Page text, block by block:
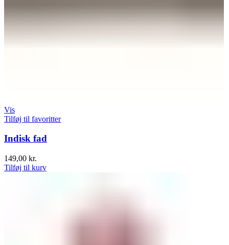
Vis
Tilføj til favoritter
Indisk fad
149,00 kr.
Tilføj til kurv